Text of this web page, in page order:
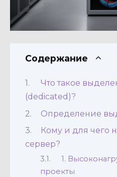
Содержание
Что такое
(dedicated)?
Определение
Кому и для чего
сервер?
1.
проекты